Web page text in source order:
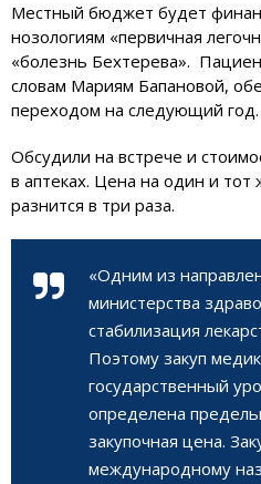
Местный бюджет будет
нозологиям «первичная
«болезнь Бехтерева».
словам Мариям Бапановой,
переходом на следующий год.
Обсудили на встрече и
в аптеках. Цена на один и тот
разнится в три раза.
«Одним из
министерства
стабилизация
Поэтому закуп
государственный
определена
закупочная цена.
международному